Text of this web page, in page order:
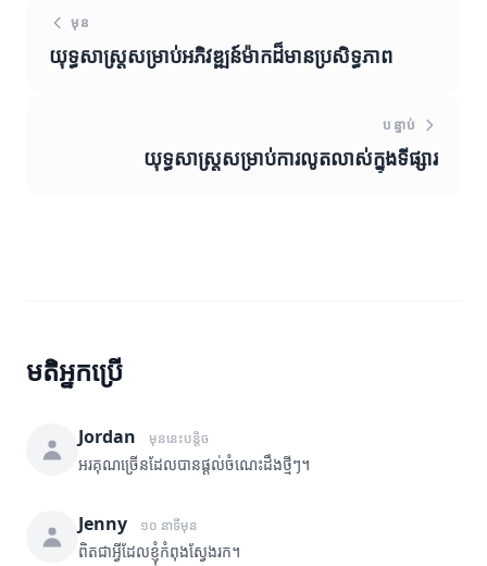
មុន
យុទ្ធសាស្ត្រសម្រាប់អភិវឌ្ឍន៍ម៉ាកដ៏មានប្រសិទ្ធភាព
បន្ទាប់
យុទ្ធសាស្ត្រសម្រាប់ការលូតលាស់ក្នុងទីផ្សារ
មតិអ្នកប្រើ
Jordan មុននេះបន្តិច
អរគុណច្រើនដែលបានផ្តល់ចំណេះដឹងថ្មីៗ។
Jenny ១០ នាទីមុន
ពិតជាអ្វីដែលខ្ញុំកំពុងស្វែងរក។